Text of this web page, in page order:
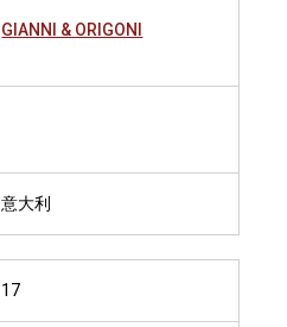
GIANNI & ORIGONI
意大利
17